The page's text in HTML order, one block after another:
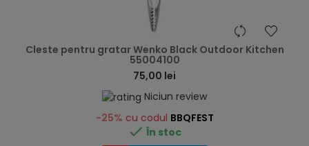
Cleste pentru gratar Wenko Black Outdoor Kitchen
55004100
75,00 lei
Niciun review
-25% cu codul BBQFEST
 În stoc